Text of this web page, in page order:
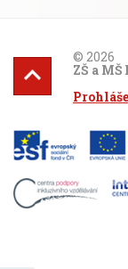
© 2026
ZŠ a